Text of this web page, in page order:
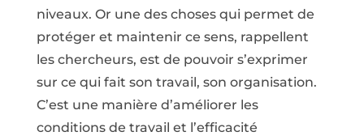
niveaux. Or une des choses qui permet de
protéger et maintenir ce sens, rappellent
les chercheurs, est de pouvoir s’exprimer
sur ce qui fait son travail, son organisation.
C’est une manière d’améliorer les
conditions de travail et l’efficacité